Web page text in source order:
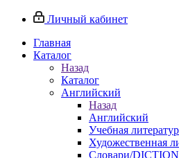
Личный кабинет
Главная
Каталог
Назад
Каталог
Английский
Назад
Английский
Учебная
Художественная
Словари/